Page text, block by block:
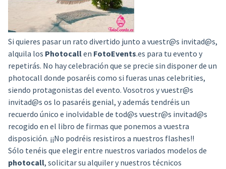
Si quieres pasar un rato divertido junto a vuestr@s invitad@s,
alquila los Photocallen FotoEvents.es para tu evento y
repetirás. No hay celebración que se precie sin disponer de un
photocall donde posaréis como si fueras unas celebrities,
siendo protagonistas del evento. Vosotros y vuestr@s
invitad@s os lo pasaréis genial, y además tendréis un
recuerdo único e inolvidable de tod@s vuestr@s invitad@s
recogido en el libro de firmas que ponemos a vuestra
disposición. ¡¡No podréis resistiros a nuestros flashes!!
Sólo tenéis que elegir entre nuestros variados modelos de
photocall, solicitar su alquiler y nuestros técnicos